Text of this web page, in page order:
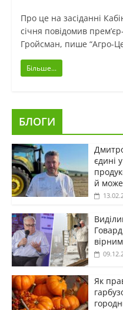
Про це на засіданні
січня повідомив
Гройсман, пише “Агро-
Більше...
БЛОГИ
єдині
й
Як